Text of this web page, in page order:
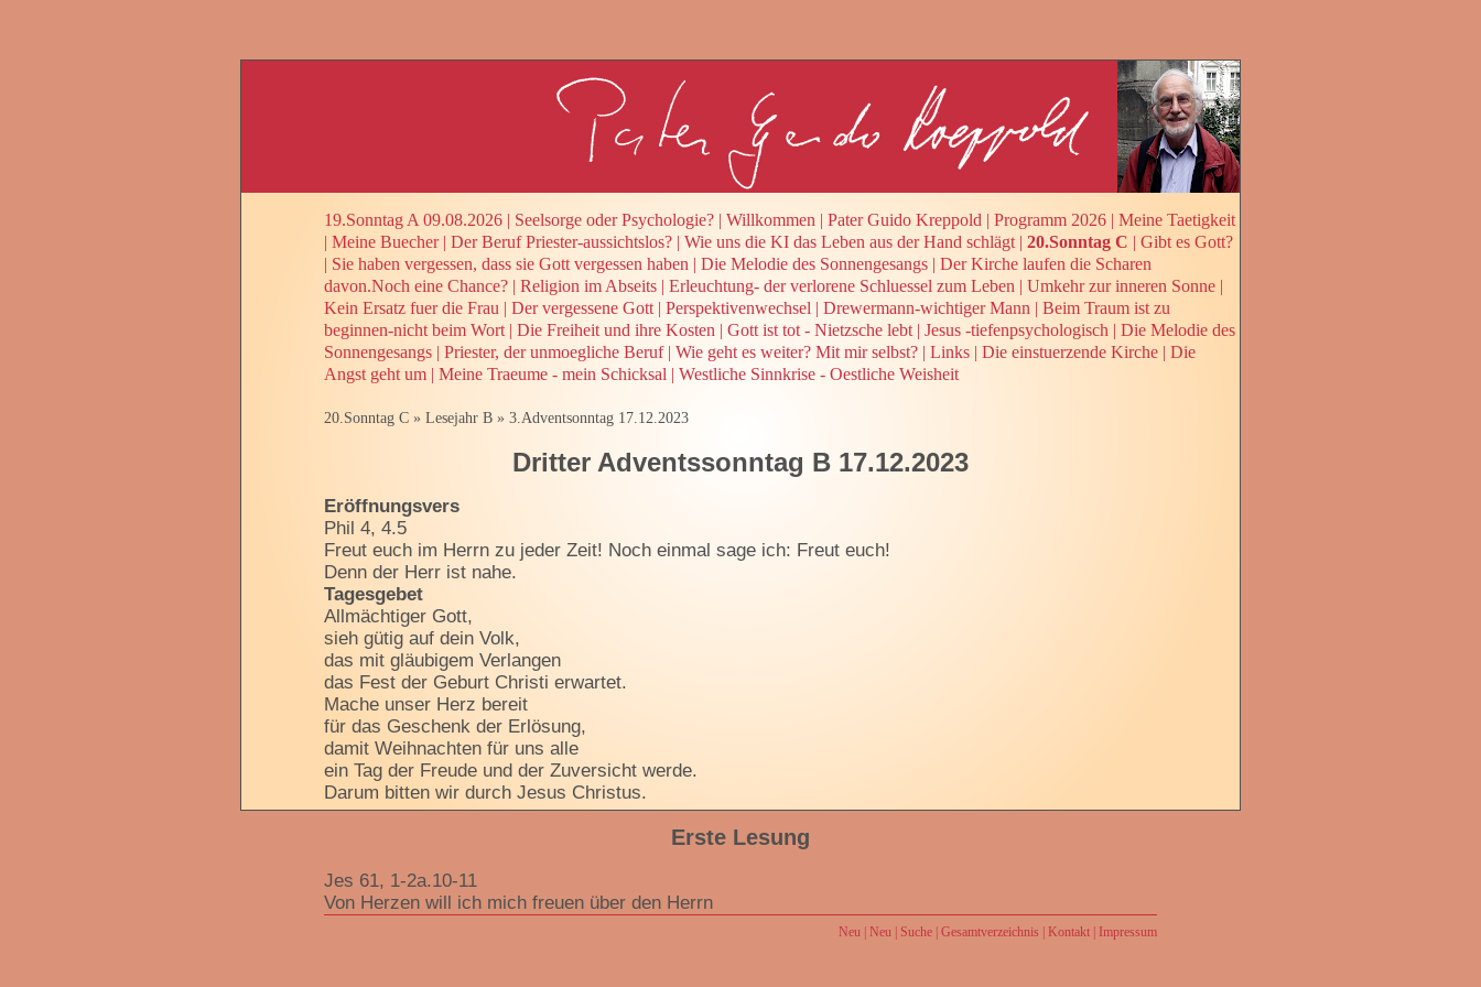
19.Sonntag A 09.08.2026 | Seelsorge oder Psychologie? | Willkommen | Pater Guido Kreppold | Programm 2026 | Meine Taetigkeit
| Meine Buecher | Der Beruf Priester-aussichtslos? | Wie uns die KI das Leben aus der Hand schlägt | 20.Sonntag C | Gibt es Gott?
| Sie haben vergessen, dass sie Gott vergessen haben | Die Melodie des Sonnengesangs | Der Kirche laufen die Scharen
davon.Noch eine Chance? | Religion im Abseits | Erleuchtung- der verlorene Schluessel zum Leben | Umkehr zur inneren Sonne |
Kein Ersatz fuer die Frau | Der vergessene Gott | Perspektivenwechsel | Drewermann-wichtiger Mann | Beim Traum ist zu
beginnen-nicht beim Wort | Die Freiheit und ihre Kosten | Gott ist tot - Nietzsche lebt | Jesus -tiefenpsychologisch | Die Melodie des
Sonnengesangs | Priester, der unmoegliche Beruf | Wie geht es weiter? Mit mir selbst? | Links | Die einstuerzende Kirche | Die
Angst geht um | Meine Traeume - mein Schicksal | Westliche Sinnkrise - Oestliche Weisheit
20.Sonntag C » Lesejahr B » 3.Adventsonntag 17.12.2023
Dritter Adventssonntag B 17.12.2023
Eröffnungsvers
Phil 4, 4.5
Freut euch im Herrn zu jeder Zeit! Noch einmal sage ich: Freut euch!
Denn der Herr ist nahe.
Tagesgebet
Allmächtiger Gott,
sieh gütig auf dein Volk,
das mit gläubigem Verlangen
das Fest der Geburt Christi erwartet.
Mache unser Herz bereit
für das Geschenk der Erlösung,
damit Weihnachten für uns alle
ein Tag der Freude und der Zuversicht werde.
Darum bitten wir durch Jesus Christus.
Erste Lesung
Jes 61, 1-2a.10-11
Von Herzen will ich mich freuen über den Herrn
1Der Geist Gottes, des Herrn, ruht auf mir; denn der Herr hat mich gesalbt. Er hat mich gesandt,
Neu | Neu | Suche | Gesamtverzeichnis | Kontakt | Impressum